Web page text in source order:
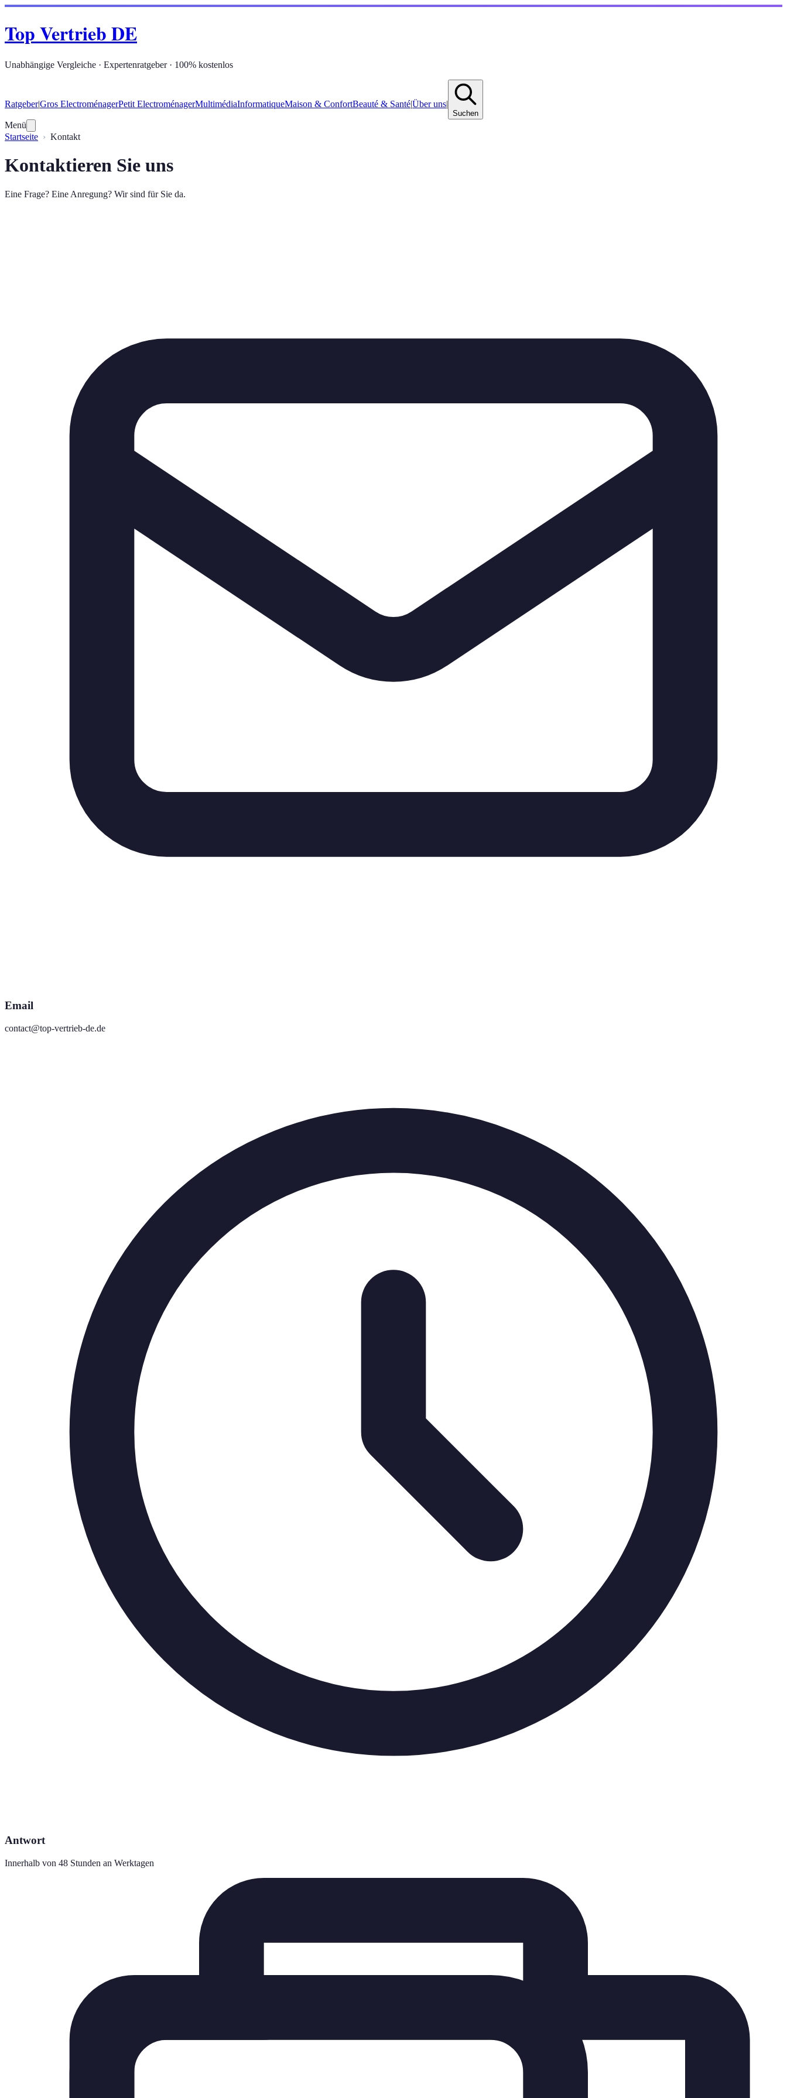
Top Vertrieb DE
Unabhängige Vergleiche · Expertenratgeber · 100% kostenlos
Ratgeber|Gros ElectroménagerPetit ElectroménagerMultimédiaInformatiqueMaison & ConfortBeauté & Santé|Über uns|
Suchen
Menü
Startseite
Kontakt
Kontaktieren Sie uns
Eine Frage? Eine Anregung? Wir sind für Sie da.
Email
contact@top-vertrieb-de.de
Antwort
Innerhalb von 48 Stunden an Werktagen